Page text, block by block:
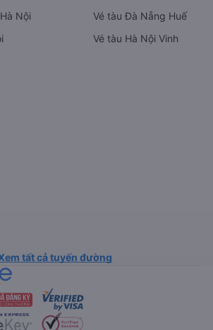
Nội
Vé tàu Đà Nẵng Huế
Vé tàu Hà Nội Vinh
tất cả tuyến đường